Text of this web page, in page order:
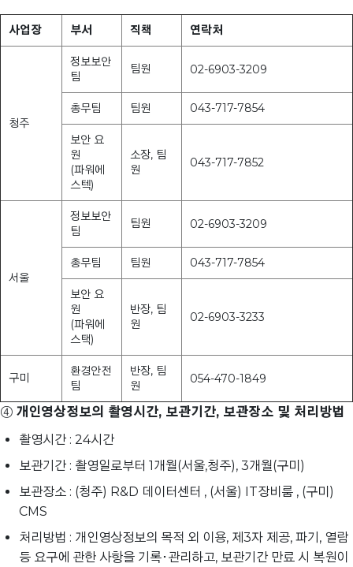
사업장 부서 직책 연락처
청주
정보보안
팀
팀원 02-6903-3209
총무팀 팀원 043-717-7854
보안 요
원
(파워에
스텍)
소장, 팀
원
043-717-7852
서울
정보보안
팀
팀원 02-6903-3209
총무팀 팀원 043-717-7854
보안 요
원
(파워에
스택)
반장, 팀
원
02-6903-3233
구미
환경안전
팀
반장, 팀
원
054-470-1849
④ 개인영상정보의 촬영시간, 보관기간, 보관장소 및 처리방법
촬영시간 : 24시간
보관기간 : 촬영일로부터 1개월(서울,청주), 3개월(구미)
보관장소 : (청주) R&D 데이터센터 , (서울) IT장비룸 , (구미)
CMS
처리방법 : 개인영상정보의 목적 외 이용, 제3자 제공, 파기, 열람
등 요구에 관한 사항을 기록･관리하고, 보관기간 만료 시 복원이